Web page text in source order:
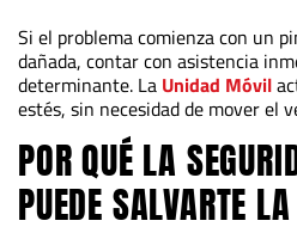
Si el problema comienza con un
dañada, contar con asistencia
determinante. La Unidad Móvil
estés, sin necesidad de mover el
POR QUÉ LA
PUEDE SALVARTE